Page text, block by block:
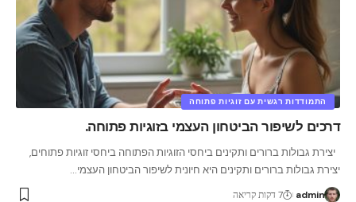
התמודדות רגשית עם זוגיות פתוחה
דרכים לשיפור הביטחון העצמי בזוגיות פתוחה.
יצירת גבולות ברורים ותקינים ביחסי הזוגיות הפתוחה ביחסי זוגיות פתוחים,
יצירת גבולות ברורים ותקינים היא חיונית לשיפור הביטחון העצמי…
admin 7 דקות קריאה